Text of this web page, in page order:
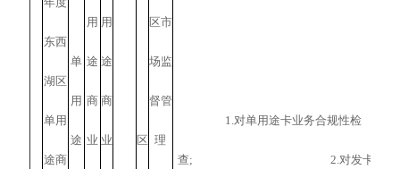
东西
湖区
单用
途商
单
用
途
用
途
商
业
用
途
商
业 区
区市
场监
督管
理
1.对单用途卡业务合规性检
查; 2.对发卡预收